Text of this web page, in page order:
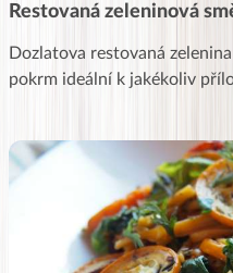
Restovaná zeleninová
Dozlatova restovaná
pokrm ideální k jakékoliv